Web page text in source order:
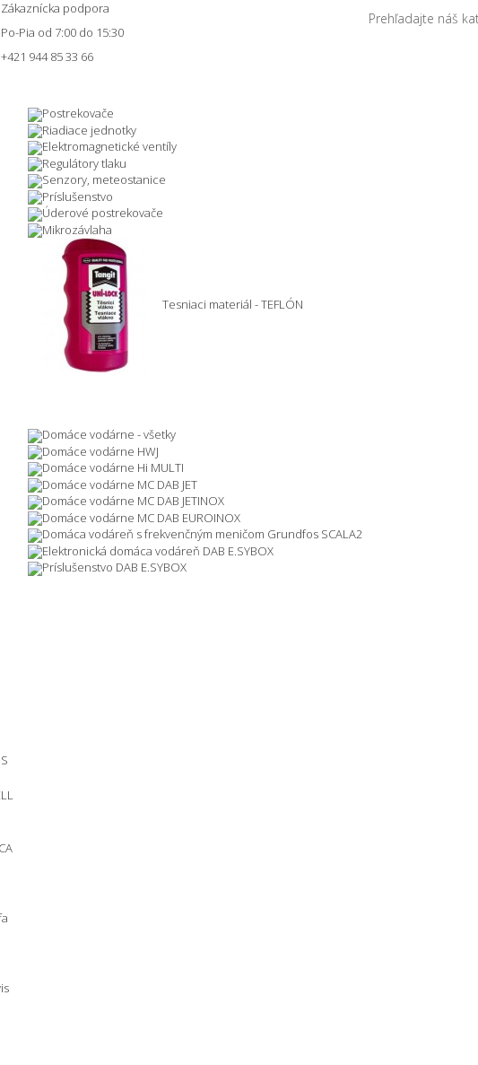
Zákaznícka podpora
Po-Pia od 7:00 do 15:30
+421 944 85 33 66
Postrekovače
Riadiace jednotky
Elektromagnetické ventíly
Regulátory tlaku
Senzory, meteostanice
Príslušenstvo
Úderové postrekovače
Mikrozávlaha
Tesniaci materiál - TEFLÓN
Domáce vodárne - všetky
Domáce vodárne HWJ
Domáce vodárne Hi MULTI
Domáce vodárne MC DAB JET
Domáce vodárne MC DAB JETINOX
Domáce vodárne MC DAB EUROINOX
Domáca vodáreň s frekvenčným meničom Grundfos SCALA2
Elektronická domáca vodáreň DAB E.SYBOX
Príslušenstvo DAB E.SYBOX